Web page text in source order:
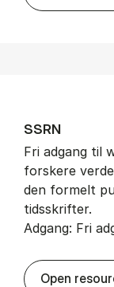
SSRN
Fri adgang til
forskere
den formelt
tidsskrifter.
Adgang: Fri
Open